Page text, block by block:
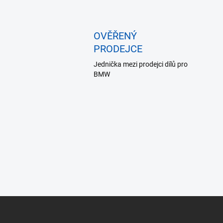
OVĚŘENÝ
PRODEJCE
Jednička mezi prodejci dílů pro
BMW